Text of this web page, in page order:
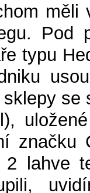
měli
Pod
typu
se
značku
lahve